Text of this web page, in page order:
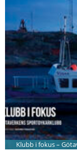
Klubb i fokus –